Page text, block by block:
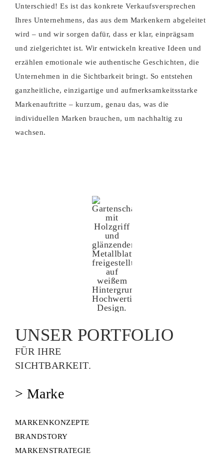
Unterschied! Es ist das konkrete Verkaufsversprechen
Ihres Unternehmens, das aus dem Markenkern abgeleitet
wird – und wir sorgen dafür, dass er klar, einprägsam
und zielgerichtet ist. Wir entwickeln kreative Ideen und
erzählen emotionale wie authentische Geschichten, die
Unternehmen in die Sichtbarkeit bringt. So entstehen
ganzheitliche, einzigartige und aufmerksamkeitsstarke
Markenauftritte – kurzum, genau das, was die
individuellen Marken brauchen, um nachhaltig zu
wachsen.
UNSER PORTFOLIO
FÜR IHRE
SICHTBARKEIT.
> Marke
MARKENKONZEPTE
BRANDSTORY
MARKENSTRATEGIE